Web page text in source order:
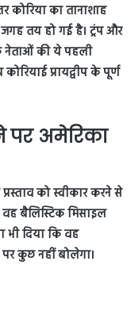
कोरिया का तानाशाह
तय हो गई है। ट्रंप और
नेताओं की ये पहली
प्रायद्वीप के पूर्ण
पर अमेरिका
को स्वीकार करने से
बैलिस्टिक मिसाइल
भी दिया कि वह
कुछ नहीं बोलेगा।